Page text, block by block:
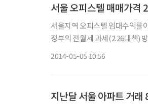
서울 오피스텔 매매가
서울지역 오피스텔 임대수익률
정부의 전월세 과세(2.26대책) 방침에
2014-05-05 10:56
지난달 서울 아파트 거